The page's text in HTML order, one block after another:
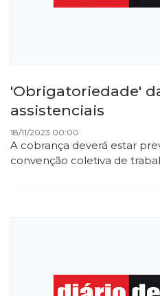
'Obrigatoriedade'
assistenciais
18/11/2023 00:00
A cobrança deverá estar
convenção coletiva de